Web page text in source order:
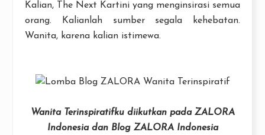
Kalian, The Next Kartini yang menginsirasi semua
orang. Kalianlah sumber segala kehebatan.
Wanita, karena kalian istimewa.
Wanita Terinspiratifku diikutkan pada ZALORA
Indonesia dan Blog ZALORA Indonesia